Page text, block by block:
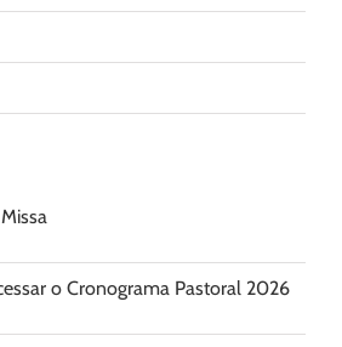
o Cronograma Pastoral 2026